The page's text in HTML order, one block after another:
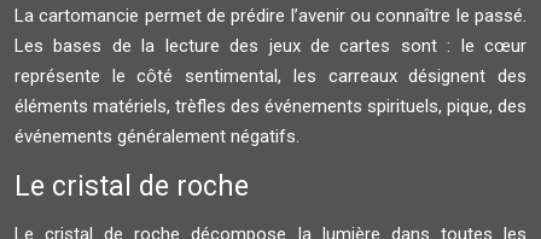
La cartomancie permet de prédire l’avenir ou connaître le passé.
Les bases de la lecture des jeux de cartes sont : le cœur
représente le côté sentimental, les carreaux désignent des
éléments matériels, trèfles des événements spirituels, pique, des
événements généralement négatifs.
Le cristal de roche
Le cristal de roche décompose la lumière dans toutes les